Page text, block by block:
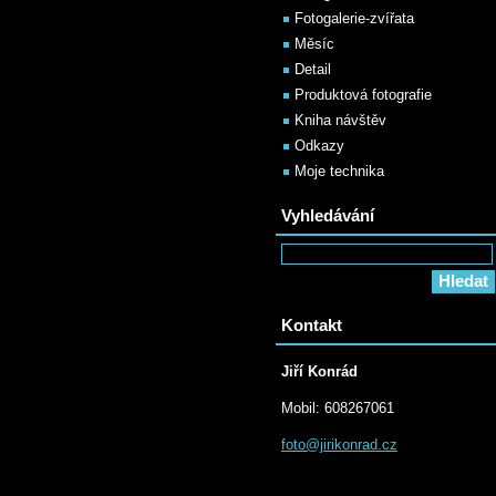
Fotogalerie-zvířata
Měsíc
Detail
Produktová fotografie
Kniha návštěv
Odkazy
Moje technika
Vyhledávání
Kontakt
Jiří Konrád
Mobil: 608267061
foto@jirikonrad.cz